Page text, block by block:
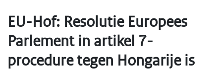
EU-Hof: Resolutie Europees
Parlement in artikel 7-
procedure tegen Hongarije is